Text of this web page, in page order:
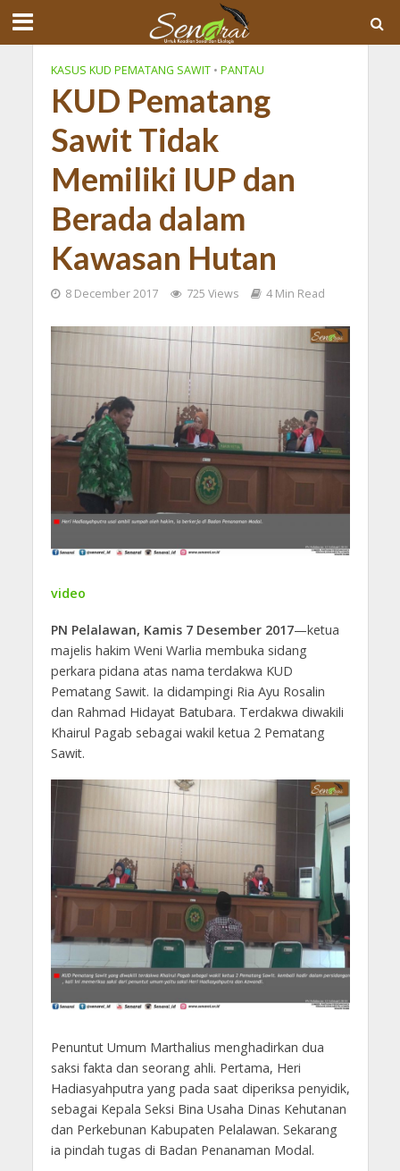
KASUS KUD PEMATANG SAWIT • PANTAU
KUD Pematang
Sawit Tidak
Memiliki IUP dan
Berada dalam
Kawasan Hutan
8 December 2017 725 Views 4 Min Read
video
PN Pelalawan, Kamis 7 Desember 2017—ketua
majelis hakim Weni Warlia membuka sidang
perkara pidana atas nama terdakwa KUD
Pematang Sawit. Ia didampingi Ria Ayu Rosalin
dan Rahmad Hidayat Batubara. Terdakwa diwakili
Khairul Pagab sebagai wakil ketua 2 Pematang
Sawit.
Penuntut Umum Marthalius menghadirkan dua
saksi fakta dan seorang ahli. Pertama, Heri
Hadiasyahputra yang pada saat diperiksa penyidik,
sebagai Kepala Seksi Bina Usaha Dinas Kehutanan
dan Perkebunan Kabupaten Pelalawan. Sekarang
ia pindah tugas di Badan Penanaman Modal.